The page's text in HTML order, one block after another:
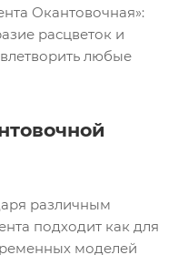
Окантовочная»:
расцветок и
любые
различным
подходит как для
моделей